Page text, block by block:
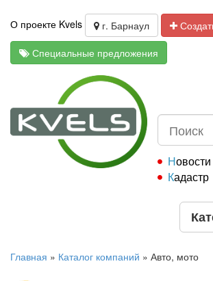
О проекте Kvels г. Барнаул
Специальные предложения
Новости
Кадастр
Главная » Каталог компаний » Авто, мото